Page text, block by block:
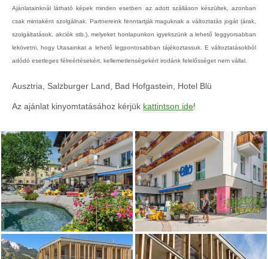
Ajánlatainknál látható képek minden esetben az adott szálláson készültek, azonban
csak mintaként szolgálnak. Partnereink fenntartják maguknak a változtatás jogát (árak,
szolgáltatások, akciók stb.), melyeket honlapunkon igyekszünk a lehető leggyorsabban
lekövetni, hogy Utasainkat a lehető legpontosabban tájékoztassuk. E változtatásokból
adódó esetleges félreértésekért, kellemetlenségekért irodánk felelősséget nem vállal.
Ausztria, Salzburger Land, Bad Hofgastein, Hotel Blü
Az ajánlat kinyomtatásához kérjük kattintson ide!